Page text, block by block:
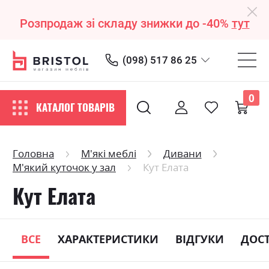
Розпродаж зі складу знижки до -40% тут
(098) 517 86 25
КАТАЛОГ ТОВАРІВ
0
Головна М'які меблі
Дивани
М'який куточок у зал
Кут Елата
Кут Елата
ВСЕ ХАРАКТЕРИСТИКИ ВІДГУКИ